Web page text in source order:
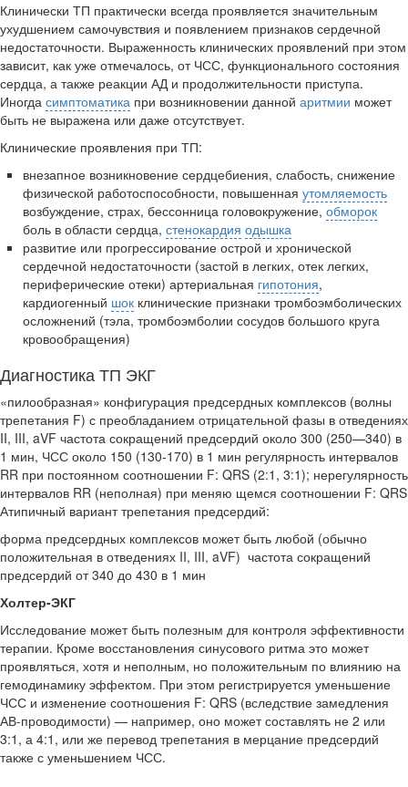
Клинически ТП практически всегда проявляется значительным
ухуд­шением самочувствия и появлением признаков сердечной
недостаточнос­ти. Выраженность клинических проявлений при этом
зависит, как уже от­мечалось, от ЧСС, функционального состояния
сердца, а также реакции АД и продолжительности приступа.
Иногда симптоматика при возникно­вении данной аритмии может
быть не выражена или даже отсутствует.
Клинические проявления при ТП:
внезапное возникновение сердцебиения, слабость, снижение
физи­ческой работоспособности, повышенная утомляемость
возбуждение, страх, бессонница головокружение, обморок
боль в области сердца, стенокардия одышка
развитие или прогрессирование острой и хронической
сердечной недо­статочности (застой в легких, отек легких,
периферические отеки) артериальная гипотония,
кардиогенный шок клинические признаки тромбоэмболических
осложнений (тэла, тромбоэмболии сосудов большого круга
кровообращения)
Диагностика ТП ЭКГ
«пилообразная» конфигурация предсердных комплексов (волны
трепе­тания F) с преобладанием отрицательной фазы в отведениях
II, III, aVF частота сокращений предсердий около 300 (250—340) в
1 мин, ЧСС около 150 (130-170) в 1 мин регулярность интервалов
RR при постоянном соотношении F: QRS (2:1, 3:1); нерегулярность
интервалов RR (неполная) при меняю щемся соотношении F: QRS
Атипичный вариант трепетания предсердий:
форма предсердных комплексов может быть любой (обычно
положи­тельная в отведениях II, III, aVF) частота сокращений
предсердий от 340 до 430 в 1 мин
Холтер-ЭКГ
Исследование может быть полезным для контроля эффективности
терапии. Кроме восстановления синусового ритма это может
проявлять­ся, хотя и неполным, но положительным по влиянию на
гемодинамику эффектом. При этом регистрируется уменьшение
ЧСС и изменение со­отношения F: QRS (вследствие замедления
АВ-проводимости) — напри­мер, оно может составлять не 2 или
3:1, а 4:1, или же перевод трепетания в мерцание предсердий
также с уменьшением ЧСС.